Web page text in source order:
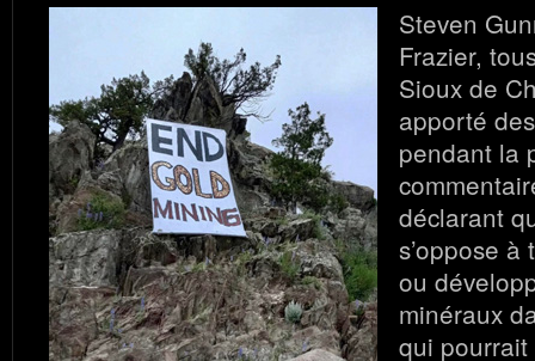
Steven
Frazier,
Sioux de
apporté
pendant la
déclarant
s’oppose
ou
minéraux
qui